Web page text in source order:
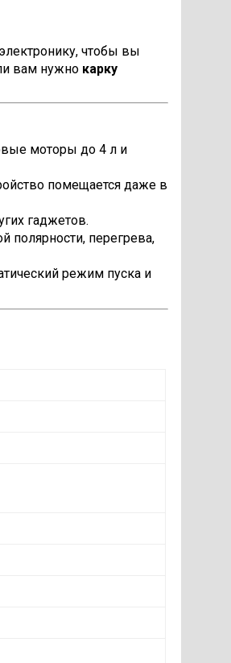
чтобы вы
вам нужно карку
моторы до 4 л и
помещается даже в
гаджетов.
полярности, перегрева,
режим пуска и